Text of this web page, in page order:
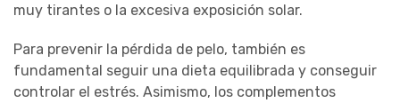
muy tirantes o la excesiva exposición solar.
Para prevenir la pérdida de pelo, también es
fundamental seguir una dieta equilibrada y conseguir
controlar el estrés. Asimismo, los complementos